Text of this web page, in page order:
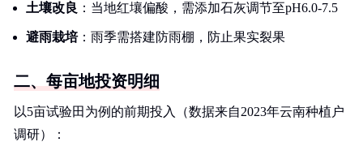
土壤改良 ：当地红壤偏酸，需添加石灰调节至pH6.0-7.5
避雨栽培：雨季需搭建防雨棚，防止果实裂果
二、每亩地投资明细
以5亩试验田为例的前期投入（数据来自2023年云南种植户
调研）：